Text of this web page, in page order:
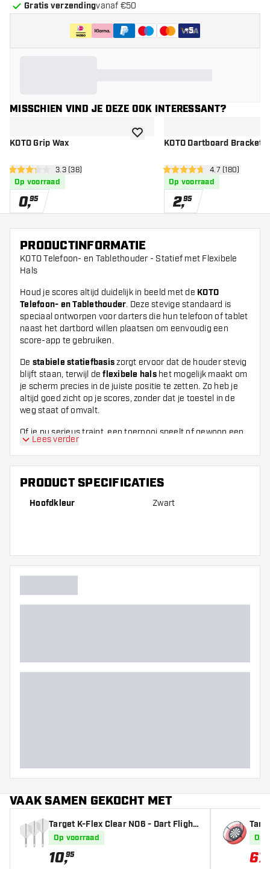
Gratis verzendingvanaf €50
+5
MISSCHIEN VIND JE DEZE OOK INTERESSANT?
KOTO Grip Wax
open reviews drawer
3.3 score sterren3.3 (38)
Op voorraad
0,95
toevoegen aan verlanglijst
KOTO Dartboard Bracket
open reviews
4.7 score sterren4.7 (180)
Op voorraad
2,95
PRODUCTINFORMATIE
KOTO Telefoon- en Tablethouder - Statief met Flexibele
Hals
Houd je scores altijd duidelijk in beeld met de KOTO
Telefoon- en Tablethouder. Deze stevige standaard is
speciaal ontworpen voor darters die hun telefoon of tablet
naast het dartbord willen plaatsen om eenvoudig een
score-app te gebruiken.
De stabiele statiefbasiszorgt ervoor dat de houder stevig
blijft staan, terwijl deflexibele halshet mogelijk maakt om
je scherm precies in de juiste positie te zetten. Zo heb je
altijd goed zicht op je scores, zonder dat je toestel in de
weg staat of omvalt.
Of je nu serieus traint, een toernooi speelt of gewoon een
gezellige avond met vrienden hebt – met de KOTO houder
heb je je score altijd bij de hand.
De maximale hoogte is 160 cm en de breedte van de poten
is 45 cm.
Lees verder
PRODUCT SPECIFICATIES
Hoofdkleur Zwart
VAAK SAMEN GEKOCHT MET
Target K-Flex Clear NO6 - Dart Flight
Op voorraad
10,95
hting
Op
67